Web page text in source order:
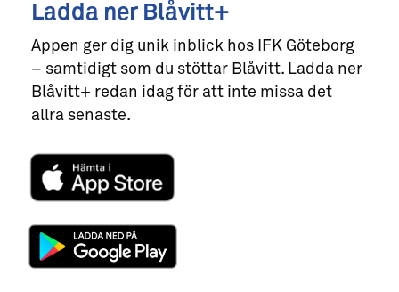
Ladda ner Blåvitt+
Appen ger dig unik inblick hos IFK Göteborg
– samtidigt som du stöttar Blåvitt. Ladda ner
Blåvitt+ redan idag för att inte missa det
allra senaste.